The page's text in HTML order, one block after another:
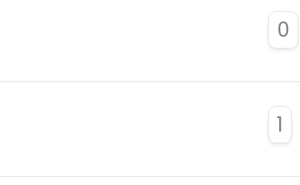
0
1